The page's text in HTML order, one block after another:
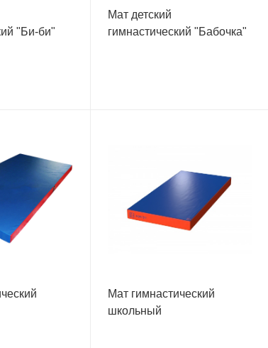
"Би-би"
Мат детский
гимнастический "Бабочка"
Мат гимнастический
школьный